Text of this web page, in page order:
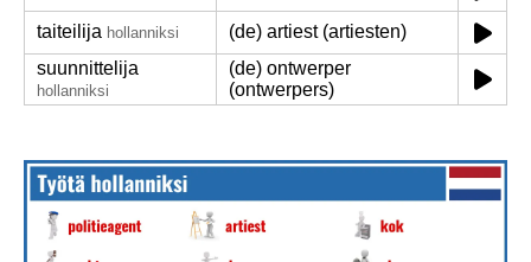
taiteilija hollanniksi
(de) artiest (artiesten)
suunnittelija
hollanniksi
(de) ontwerper
(ontwerpers)